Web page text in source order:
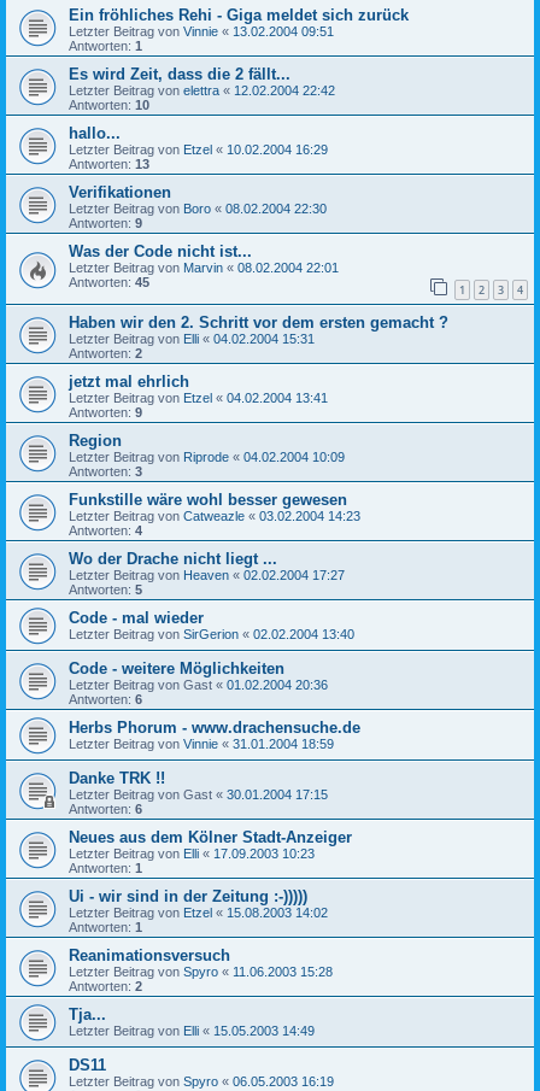
Ein fröhliches Rehi - Giga meldet sich zurück
Letzter Beitrag von Vinnie « 13.02.2004 09:51
Antworten: 1
Es wird Zeit, dass die 2 fällt...
Letzter Beitrag von elettra « 12.02.2004 22:42
Antworten: 10
hallo...
Letzter Beitrag von Etzel « 10.02.2004 16:29
Antworten: 13
Verifikationen
Letzter Beitrag von Boro « 08.02.2004 22:30
Antworten: 9
Was der Code nicht ist...
Letzter Beitrag von Marvin « 08.02.2004 22:01
Antworten: 45 1 2 3 4
Haben wir den 2. Schritt vor dem ersten gemacht ?
Letzter Beitrag von Elli « 04.02.2004 15:31
Antworten: 2
jetzt mal ehrlich
Letzter Beitrag von Etzel « 04.02.2004 13:41
Antworten: 9
Region
Letzter Beitrag von Riprode « 04.02.2004 10:09
Antworten: 3
Funkstille wäre wohl besser gewesen
Letzter Beitrag von Catweazle « 03.02.2004 14:23
Antworten: 4
Wo der Drache nicht liegt ...
Letzter Beitrag von Heaven « 02.02.2004 17:27
Antworten: 5
Code - mal wieder
Letzter Beitrag von SirGerion « 02.02.2004 13:40
Code - weitere Möglichkeiten
Letzter Beitrag von Gast « 01.02.2004 20:36
Antworten: 6
Herbs Phorum - www.drachensuche.de
Letzter Beitrag von Vinnie « 31.01.2004 18:59
Danke TRK !!
Letzter Beitrag von Gast « 30.01.2004 17:15
Antworten: 6
Neues aus dem Kölner Stadt-Anzeiger
Letzter Beitrag von Elli « 17.09.2003 10:23
Antworten: 1
Ui - wir sind in der Zeitung :-)))))
Letzter Beitrag von Etzel « 15.08.2003 14:02
Antworten: 1
Reanimationsversuch
Letzter Beitrag von Spyro « 11.06.2003 15:28
Antworten: 2
Tja...
Letzter Beitrag von Elli « 15.05.2003 14:49
DS11
Letzter Beitrag von Spyro « 06.05.2003 16:19